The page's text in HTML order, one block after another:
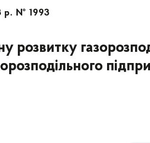
р. № 1993
розвитку